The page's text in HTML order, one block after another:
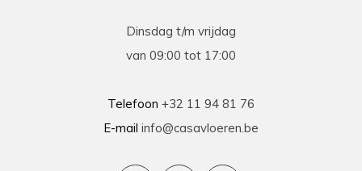
Dinsdag t/m vrijdag
van 09:00 tot 17:00
Telefoon +32 11 94 81 76
E-mail info@casavloeren.be